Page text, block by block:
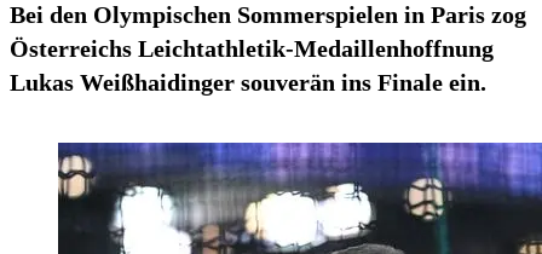
Bei den Olympischen Sommerspielen in Paris zog
Österreichs Leichtathletik-Medaillenhoffnung
Lukas Weißhaidinger souverän ins Finale ein.